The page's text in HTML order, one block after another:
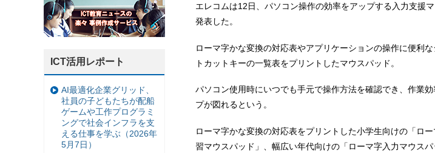
エレコムは12日、パソコン操作の効率をアップする入力支援
発表した。
ローマ字かな変換の対応表やアプリケーションの操作に便利な
トカットキーの一覧表をプリントしたマウスパッド。
パソコン使用時にいつでも手元で操作方法を確認でき、作業効
プが図れるという。
ローマ字かな変換の対応表をプリントした小学生向けの「ロ
習マウスパッド」、幅広い年代向けの「ローマ字入力マウスパ
ICT活用レポート
AI最適化企業グリッド、
社員の子どもたちが配船
ゲームや工作プログラミ
ングで社会インフラを支
える仕事を学ぶ（2026年
5月7日）